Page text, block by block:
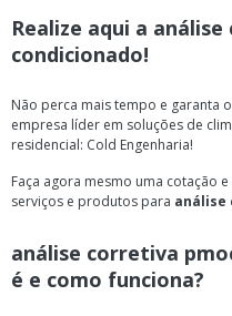
Realize aqui a
condicionado!
Não perca mais tempo e garanta
empresa líder em soluções de
residencial: Cold Engenharia!
Faça agora mesmo uma cotação
serviços e produtos para análise
análise corretiva
é e como funciona?